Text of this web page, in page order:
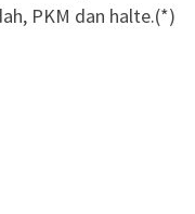
PKM dan halte.(*)